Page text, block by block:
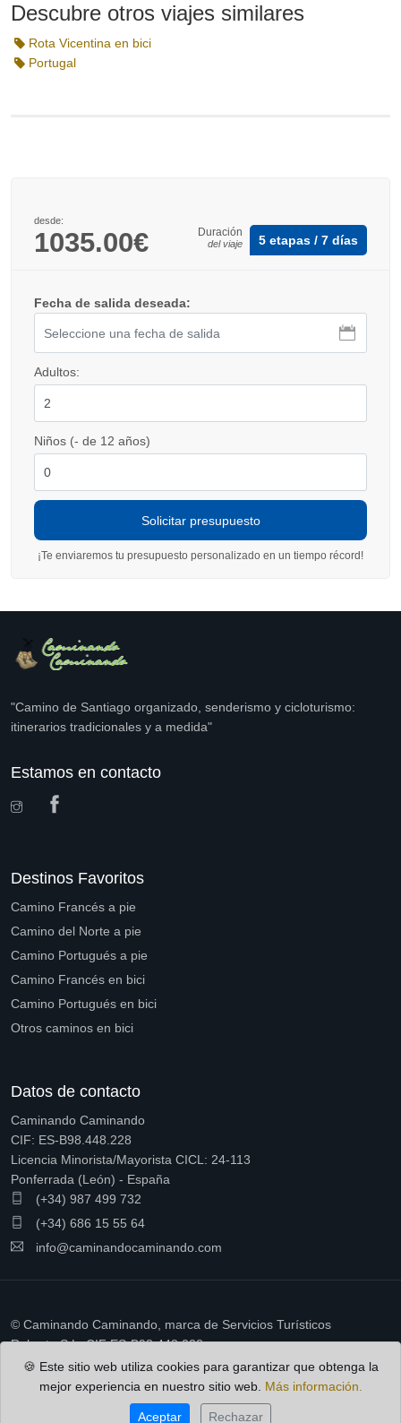
Descubre otros viajes similares
Rota Vicentina en bici
Portugal
desde:
1035.00€ Duración
del viaje 5 etapas / 7 días
Fecha de salida deseada:
Adultos:
Niños (- de 12 años)
¡Te enviaremos tu presupuesto personalizado en un tiempo récord!
"Camino de Santiago organizado, senderismo y cicloturismo:
itinerarios tradicionales y a medida"
Estamos en contacto
Destinos Favoritos
Camino Francés a pie
Camino del Norte a pie
Camino Portugués a pie
Camino Francés en bici
Camino Portugués en bici
Otros caminos en bici
Datos de contacto
Caminando Caminando
CIF: ES-B98.448.228
Licencia Minorista/Mayorista CICL: 24-113
Ponferrada (León) - España
(+34) 987 499 732
(+34) 686 15 55 64
info@caminandocaminando.com
© Caminando Caminando, marca de Servicios Turísticos
Ruberto S.L. CIF ES-B98.448.228
Condiciones de contratación
🍪 Este sitio web utiliza cookies para garantizar que obtenga la
mejor experiencia en nuestro sitio web. Más información.
Aceptar Rechazar